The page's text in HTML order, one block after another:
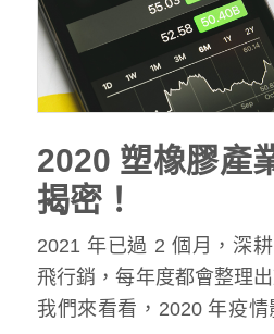
2020 塑橡膠產
揭密！
2021 年已過 2 個月，深
飛行銷，每年度都會整理
我們來看看，2020 年疫情